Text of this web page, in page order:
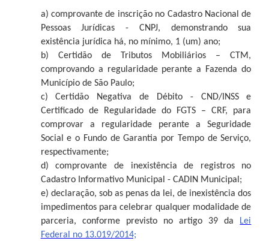
a) comprovante de inscrição no Cadastro Nacional de
Pessoas Jurídicas - CNPJ, demonstrando sua
existência jurídica há, no mínimo, 1 (um) ano;
b) Certidão de Tributos Mobiliários – CTM,
comprovando a regularidade perante a Fazenda do
Município de São Paulo;
c)Certidão Negativa de Débito - CND/INSS e
Certificado de Regularidade do FGTS – CRF, para
comprovar a regularidade perante a Seguridade
Social e o Fundo de Garantia por Tempo de Serviço,
respectivamente;
d)comprovante de inexistência de registros no
Cadastro Informativo Municipal - CADIN Municipal;
e) declaração, sob as penas da lei, de inexistência dos
impedimentos para celebrar qualquer modalidade de
parceria, conforme previsto no artigo 39 da Lei
Federal no 13.019/2014;